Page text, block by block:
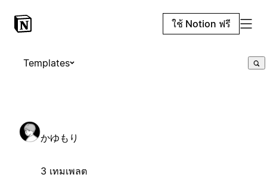
ใช้ Notion ฟรี
Templates
かゆもり
3 เทมเพลต